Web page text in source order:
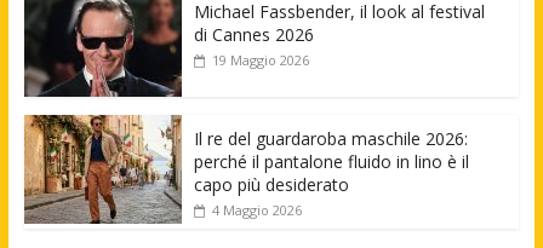
Michael Fassbender, il look al festival
di Cannes 2026
19 Maggio 2026
Il re del guardaroba maschile 2026:
perché il pantalone fluido in lino è il
capo più desiderato
4 Maggio 2026